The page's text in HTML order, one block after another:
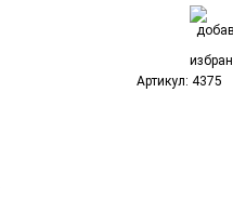
Артикул: 4375